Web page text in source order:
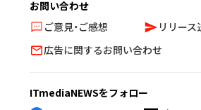
お問い合わせ
ご意見・ご感想
リリース
広告に関するお問い合わせ
ITmediaNEWSをフォロー